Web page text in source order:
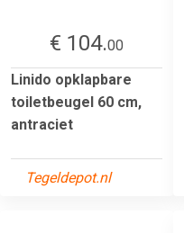
€ 104.00
Linido opklapbare
toiletbeugel 60 cm,
antraciet
Tegeldepot.nl